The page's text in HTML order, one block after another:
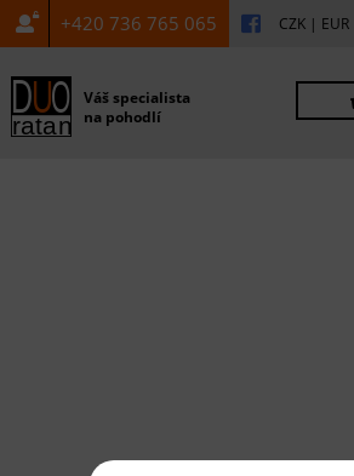
+420 736 765 065 CZK | EUR
Váš specialista
na pohodlí